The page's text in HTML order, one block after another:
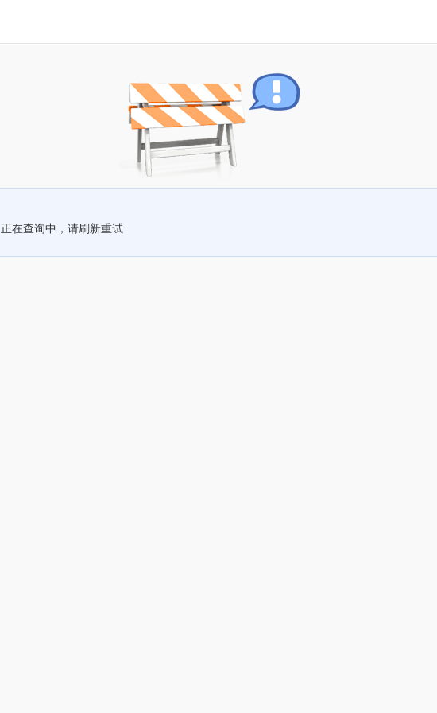
正在查询中，请刷新重试